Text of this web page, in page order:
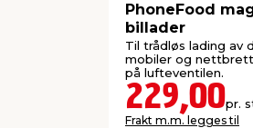
PhoneFood
billader
Til trådløs lading av
mobiler og
på lufteventilen.
229,00pr.
Frakt m.m. legges til